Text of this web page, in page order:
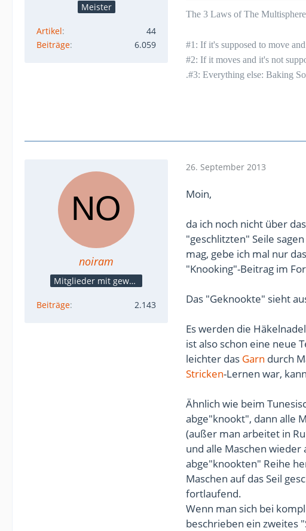
Meister
Artikel
44
Beiträge
6.059
The 3 Laws of The
#1: If it's supposed to move
#2: If it moves and it's not
.#3: Everything else: Baking
noiram
Mitglieder mit gewerblicher Verbindung, auch als Mitarbeiter/in
Beiträge 2.143
26. September 2013
Moin,
da ich noch nicht über das
"geschlitzten" Seile
mag, gebe ich mal nur
"Knooking"-Beitrag im
Das "Geknookte" sieht
Es werden die
ist also schon eine neue
leichter das Garn durch
Stricken-Lernen war,
Ähnlich wie beim
abge"knookt", dann alle
(außer man arbeitet in
und alle Maschen wieder
abge"knookten" Reihe
Maschen auf das Seil
fortlaufend.
Wenn man sich bei
beschrieben ein zweites